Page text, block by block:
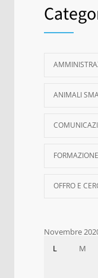
ANIMALI
FORMAZIONE
OFFRO E
Novembre
L M